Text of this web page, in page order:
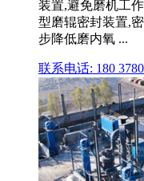
装置,避免磨机工
型磨辊密封装置,
步降低磨内氧 ...
联系电话: 180 3780